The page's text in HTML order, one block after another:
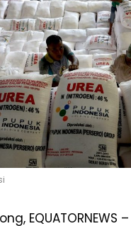
EQUATORNEWS